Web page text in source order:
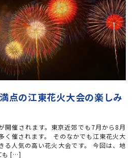
点の江東花火大会の楽しみ
開催されます。東京近郊でも7月から8月
く催されます。 そのなかでも江東花火大
る人気の高い花火大会です。 今回は、地
も […]